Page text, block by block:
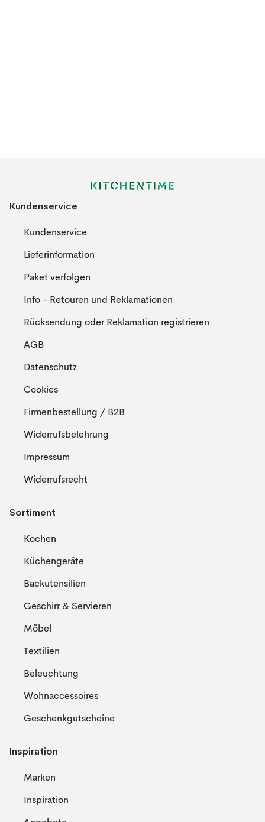
Kundenservice
Kundenservice
Lieferinformation
Paket verfolgen
Info - Retouren und Reklamationen
Rücksendung oder Reklamation registrieren
AGB
Datenschutz
Cookies
Firmenbestellung / B2B
Widerrufsbelehrung
Impressum
Widerrufsrecht
Sortiment
Kochen
Küchengeräte
Backutensilien
Geschirr & Servieren
Möbel
Textilien
Beleuchtung
Wohnaccessoires
Geschenkgutscheine
Inspiration
Marken
Inspiration